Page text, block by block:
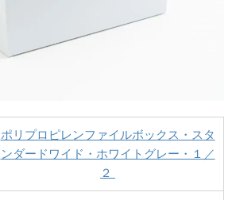
ポリプロピレンファイルボックス・スタ
ンダードワイド・ホワイトグレー・１／
２